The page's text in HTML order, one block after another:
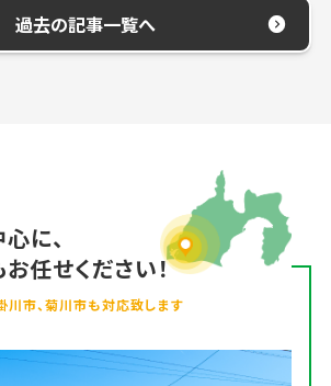
過去の記事一覧へ
に、
任せください！
川市、菊川市も対応致します